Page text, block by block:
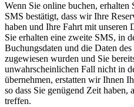
Wenn Sie online buchen, erhalten
SMS bestätigt, dass wir Ihre
haben und Ihre Fahrt mit unseren
Sie erhalten eine zweite SMS, in
Buchungsdaten und die Daten
zugewiesen wurden und Sie
unwahrscheinlichen Fall nicht in
übernehmen, erstatten wir Ihnen
so dass Sie genügend Zeit haben,
treffen.